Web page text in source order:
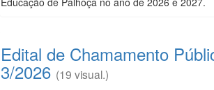
Edital de Chamamento
3/2026 (19 visual.)